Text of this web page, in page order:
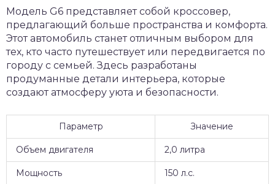
Модель G6 представляет собой кроссовер,
предлагающий больше пространства и комфорта.
Этот автомобиль станет отличным выбором для
тех, кто часто путешествует или передвигается по
городу с семьей. Здесь разработаны
продуманные детали интерьера, которые
создают атмосферу уюта и безопасности.
Параметр Значение
Объем двигателя 2,0 литра
Мощность 150 л.с.